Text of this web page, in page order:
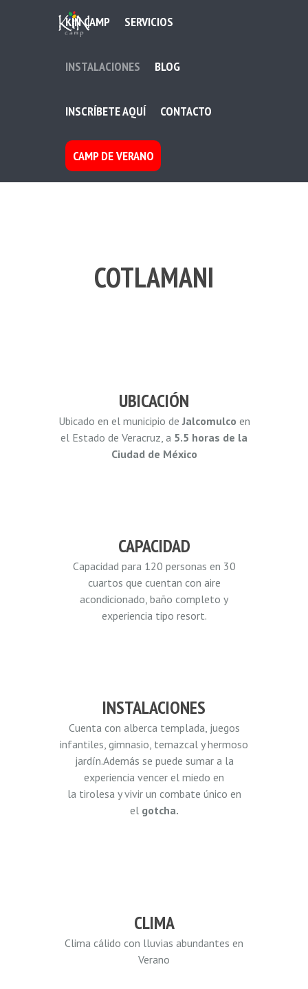
KIN CAMP SERVICIOS
INSTALACIONES BLOG
INSCRÍBETE AQUÍ CONTACTO
CAMP DE VERANO
COTLAMANI
UBICACIÓN
Ubicado en el municipio de Jalcomulco en
el Estado de Veracruz, a 5.5 horas de la
Ciudad de México
CAPACIDAD
Capacidad para 120 personas en 30
cuartos que cuentan con aire
acondicionado, baño completo y
experiencia tipo resort.
INSTALACIONES
Cuenta con alberca templada, juegos
infantiles, gimnasio, temazcal y hermoso
jardín.Además se puede sumar a la
experiencia vencer el miedo en
la tirolesa y vivir un combate único en
el gotcha.
CLIMA
Clima cálido con lluvias abundantes en
Verano